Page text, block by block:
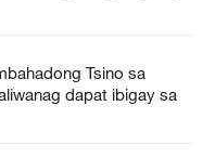
Tsino sa
dapat ibigay sa